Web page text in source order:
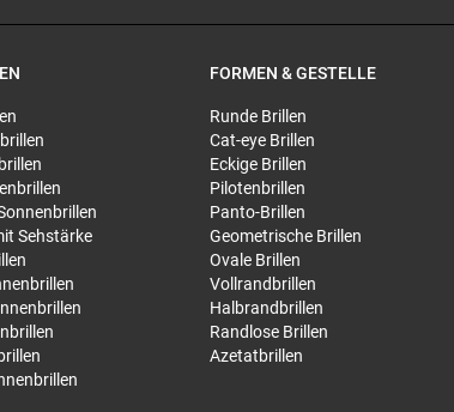
Sehstärke
FORMEN & GESTELLE
Runde Brillen
Cat-eye Brillen
Eckige Brillen
Pilotenbrillen
Panto-Brillen
Geometrische Brillen
Ovale Brillen
Vollrandbrillen
Halbrandbrillen
Randlose Brillen
Azetatbrillen